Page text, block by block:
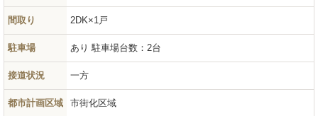
間取り 2DK×1戸
駐車場 あり 駐車場台数：2台
接道状況 一方
都市計画区域 市街化区域